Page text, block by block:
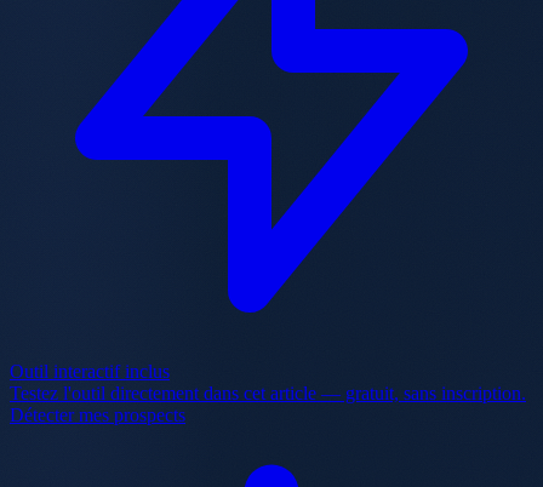
Outil interactif inclus
Testez l'outil directement dans cet article — gratuit, sans inscription.
Détecter mes prospects